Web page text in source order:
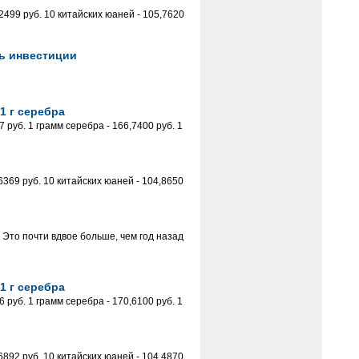
руб. 10 китайских юаней - 105,7620
инвестиции
г серебра
1 грамм серебра - 166,7400 руб. 1
руб. 10 китайских юаней - 104,8650
почти вдвое больше, чем год назад
г серебра
1 грамм серебра - 170,6100 руб. 1
руб. 10 китайских юаней - 104,4870